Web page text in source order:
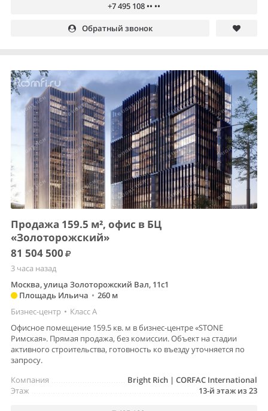
+7 495 108 •• ••
Обратный звонок
Продажа 159.5 м², офис в БЦ
«Золоторожский»
81 504 500
3 часа назад
Москва, улица Золоторожский Вал, 11с1
Площадь Ильича • 260 м
Бизнес-центр • Класс A
Офисное помещение 159.5 кв. м в бизнес-центре «STONE
Римская». Прямая продажа, без комиссии. Объект на стадии
активного строительства, готовность ко въезду уточняется по
запросу.
Bright Rich | CORFAC International
Компания
13-й этаж из 23
Этаж